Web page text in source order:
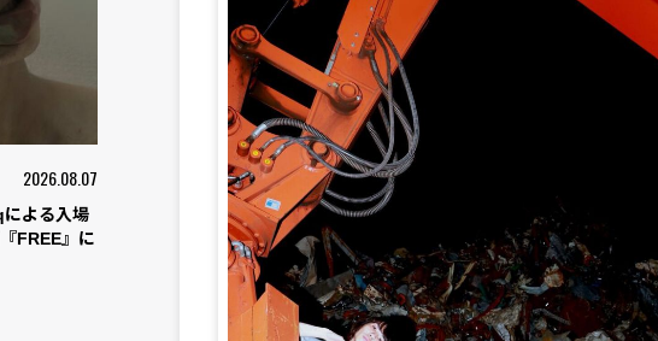
2026.08.07
よる入場
FREE』に